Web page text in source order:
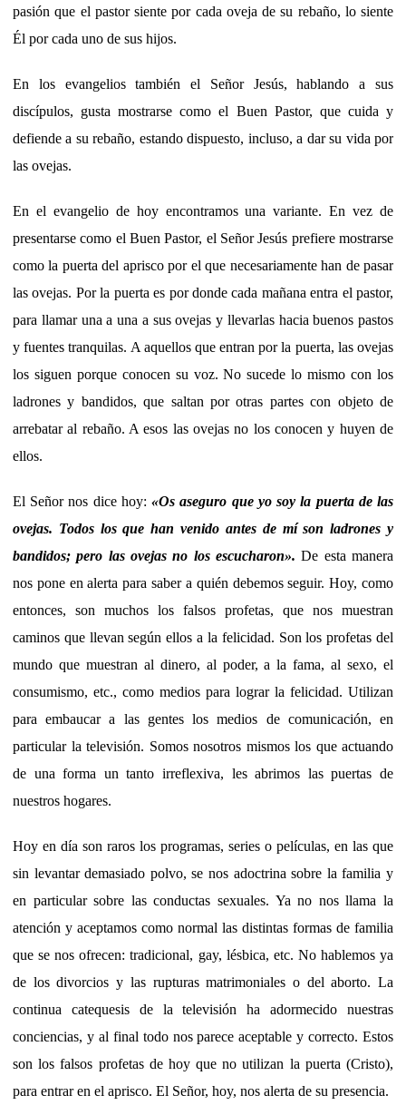
pasión que el pastor siente por cada oveja de su rebaño, lo siente
Él por cada uno de sus hijos.
En los evangelios también el Señor Jesús, hablando a sus
discípulos, gusta mostrarse como el Buen Pastor, que cuida y
defiende a su rebaño, estando dispuesto, incluso, a dar su vida por
las ovejas.
En el evangelio de hoy encontramos una variante. En vez de
presentarse como el Buen Pastor, el Señor Jesús prefiere mostrarse
como la puerta del aprisco por el que necesariamente han de pasar
las ovejas. Por la puerta es por donde cada mañana entra el pastor,
para llamar una a una a sus ovejas y llevarlas hacia buenos pastos
y fuentes tranquilas. A aquellos que entran por la puerta, las ovejas
los siguen porque conocen su voz. No sucede lo mismo con los
ladrones y bandidos, que saltan por otras partes con objeto de
arrebatar al rebaño. A esos las ovejas no los conocen y huyen de
ellos.
El Señor nos dice hoy:«Os aseguro que yo soy la puerta de las
ovejas. Todos los que han venido antes de mí son ladrones y
bandidos; pero las ovejas no los escucharon». De esta manera
nos pone en alerta para saber a quién debemos seguir. Hoy, como
entonces, son muchos los falsos profetas, que nos muestran
caminos que llevan según ellos a la felicidad. Son los profetas del
mundo que muestran al dinero, al poder, a la fama, al sexo, el
consumismo, etc., como medios para lograr la felicidad. Utilizan
para embaucar a las gentes los medios de comunicación, en
particular la televisión. Somos nosotros mismos los que actuando
de una forma un tanto irreflexiva, les abrimos las puertas de
nuestros hogares.
Hoy en día son raros los programas, series o películas, en las que
sin levantar demasiado polvo, se nos adoctrina sobre la familia y
en particular sobre las conductas sexuales. Ya no nos llama la
atención y aceptamos como normal las distintas formas de familia
que se nos ofrecen: tradicional, gay, lésbica, etc. No hablemos ya
de los divorcios y las rupturas matrimoniales o del aborto. La
continua catequesis de la televisión ha adormecido nuestras
conciencias, y al final todo nos parece aceptable y correcto. Estos
son los falsos profetas de hoy que no utilizan la puerta (Cristo),
para entrar en el aprisco. El Señor, hoy, nos alerta de su presencia.